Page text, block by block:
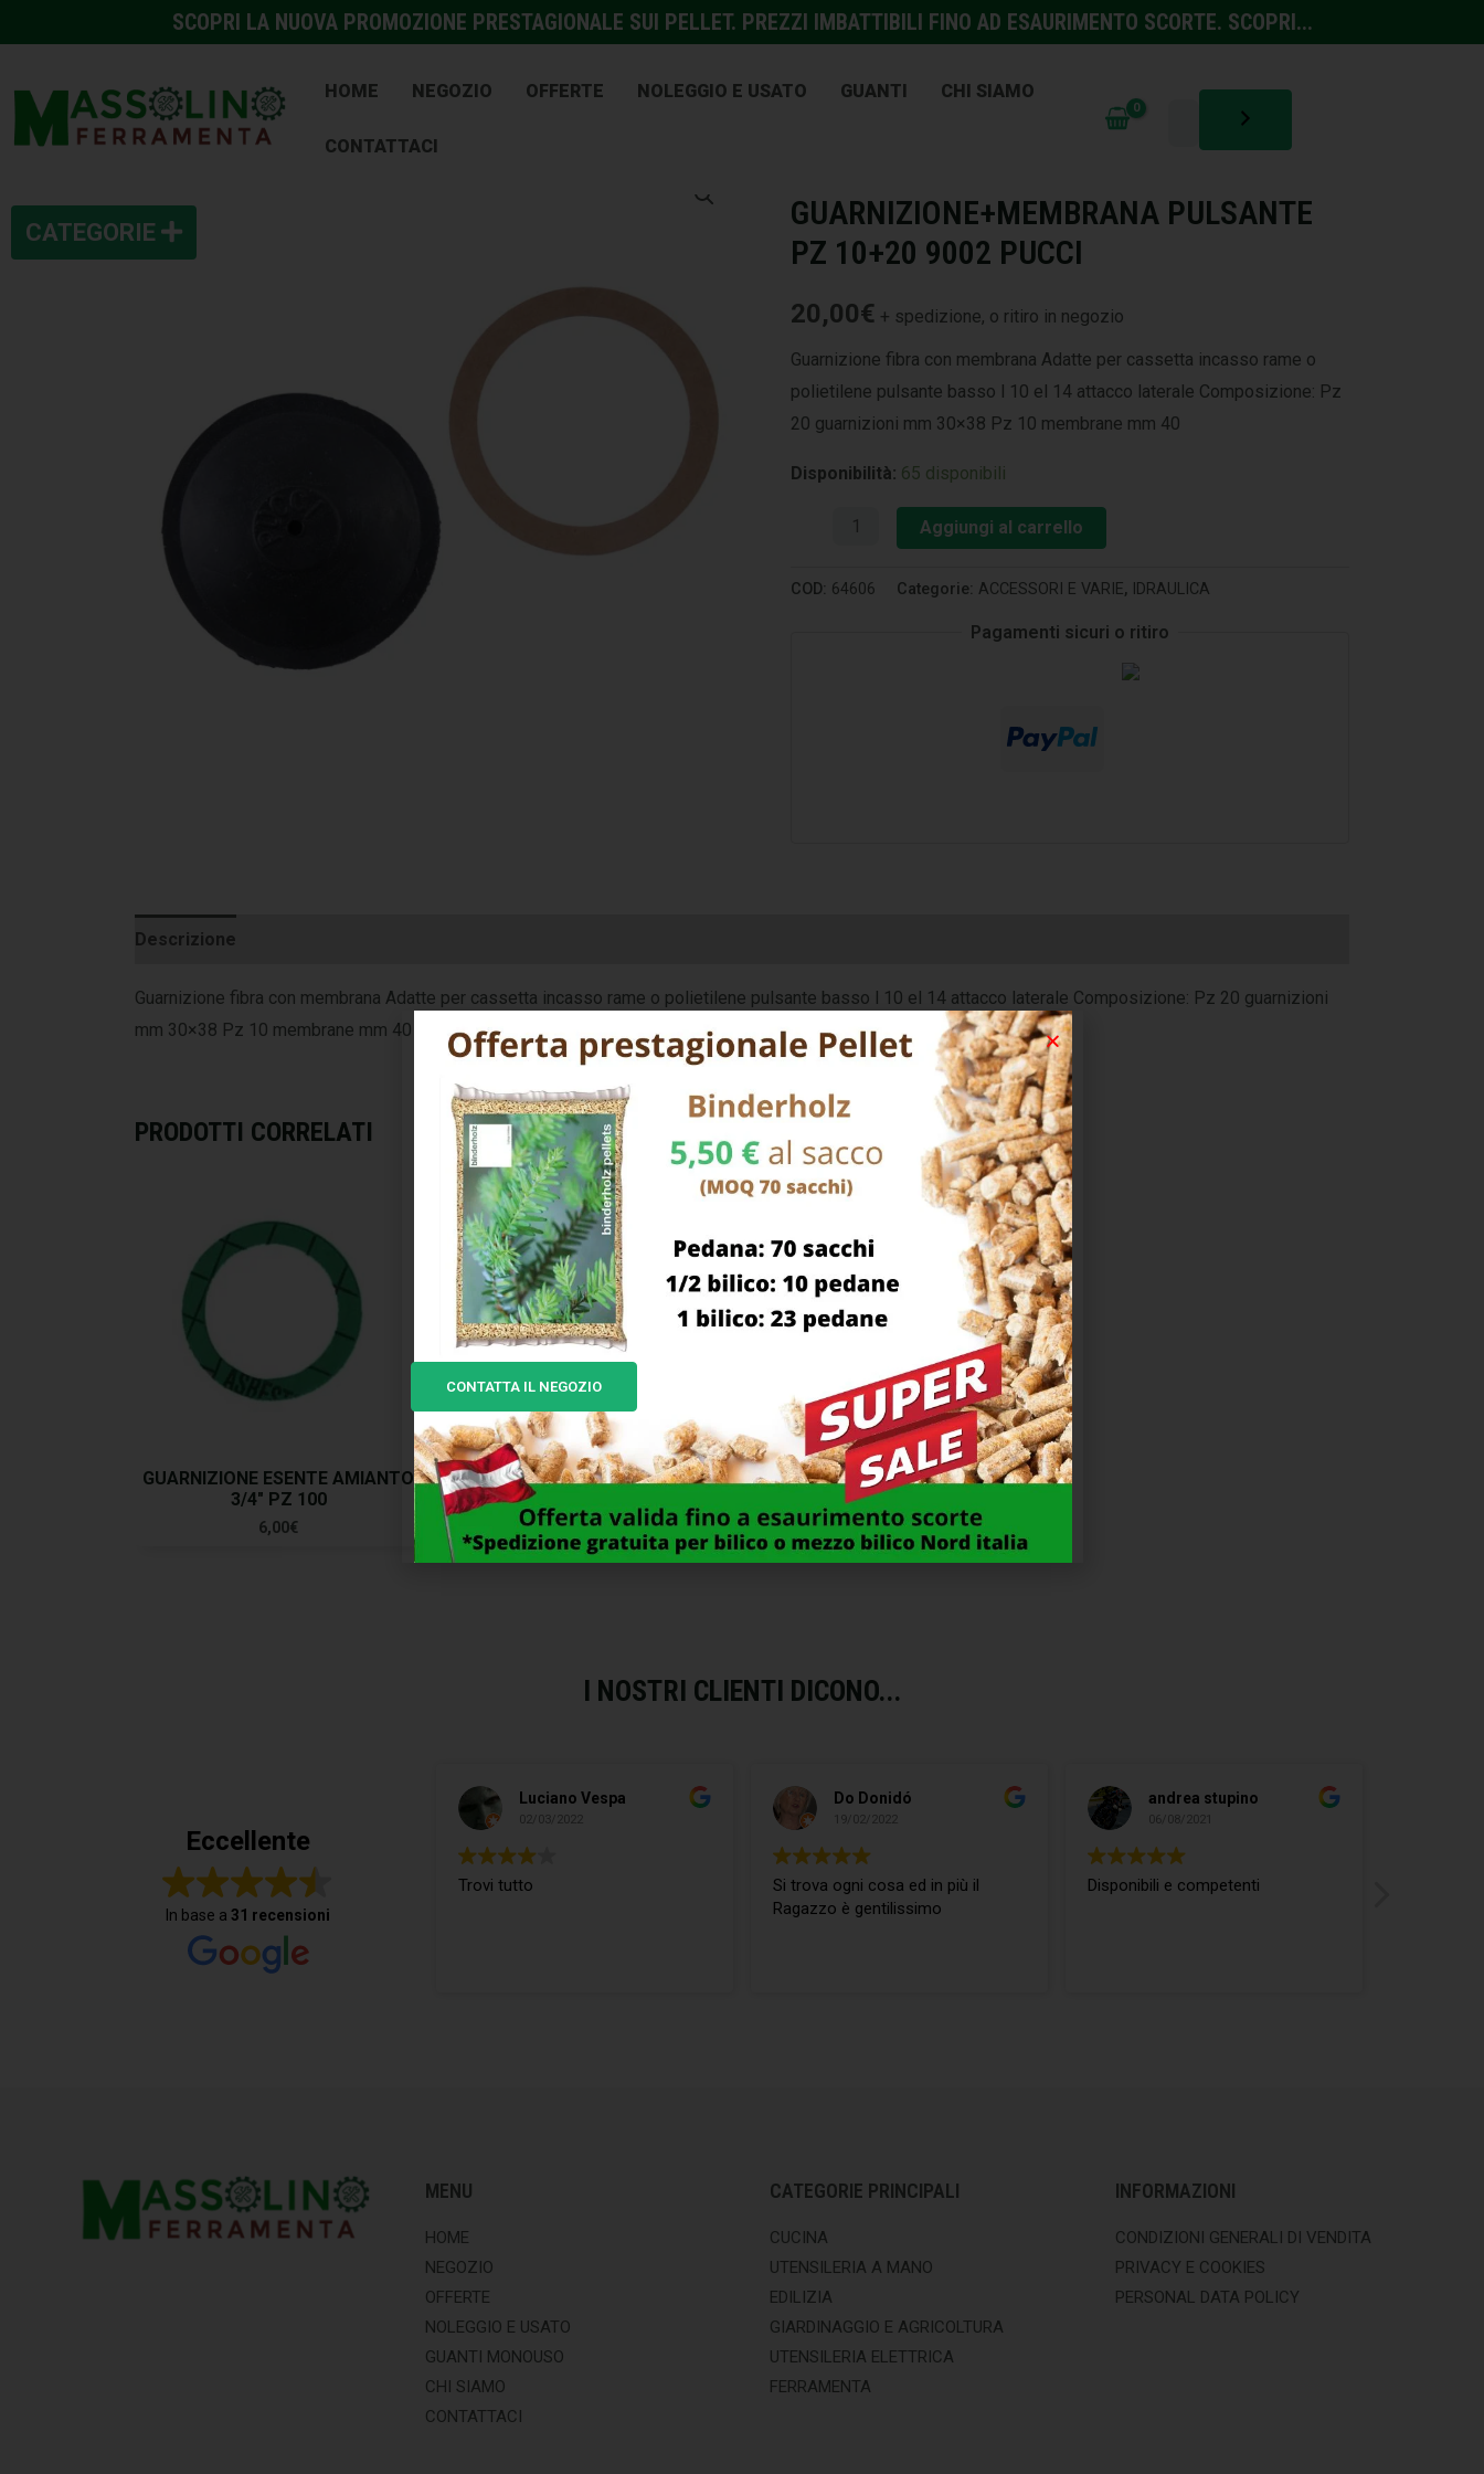
SCOPRI LA NUOVA PROMOZIONE PRESTAGIONALE SUI PELLET. PREZZI IMBATTIBILI FINO AD ESAURIMENTO SCORTE. SCOPRI...
HOME NEGOZIO OFFERTE NOLEGGIO E USATO GUANTI CHI SIAMO
CONTATTACI
GUARNIZIONE+MEMBRANA PULSANTE
PZ 10+20 9002 PUCCI
20,00€ + spedizione, o ritiro in negozio
Guarnizione fibra con membrana Adatte per cassetta incasso rame o
polietilene pulsante basso l 10 el 14 attacco laterale Composizione: Pz
20 guarnizioni mm 30×38 Pz 10 membrane mm 40
Disponibilità: 65 disponibili
Aggiungi al carrello
COD: 64606 Categorie: ACCESSORI E VARIE, IDRAULICA
Pagamenti sicuri o ritiro
Descrizione
Guarnizione fibra con membrana Adatte per cassetta incasso rame o polietilene pulsante basso l 10 el 14 attacco laterale Composizione: Pz 20 guarnizioni
mm 30×38 Pz 10 membrane mm 40
PRODOTTI CORRELATI
GUARNIZIONE ESENTE AMIANTO
3/4″ PZ 100
6,00€
GOMITO PRESSIONE
POLIPROPILENE M 3/4″ MM 25
3,00€
NIPPLO POLIPROPILENE 1/2″M-
1/2″M SIROFLEX
1,00 €
I NOSTRI CLIENTI DICONO...
Eccellente
In base a 31 recensioni
Luciano Vespa
02/03/2022
Trovi tutto
Do Donidó
19/02/2022
Si trova ogni cosa ed in più il
Ragazzo è gentilissimo
andrea stupino
06/08/2021
Disponibili e competenti
MENU
HOME
NEGOZIO
OFFERTE
NOLEGGIO E USATO
GUANTI MONOUSO
CHI SIAMO
CONTATTACI
CATEGORIE PRINCIPALI
CUCINA
UTENSILERIA A MANO
EDILIZIA
GIARDINAGGIO E AGRICOLTURA
UTENSILERIA ELETTRICA
FERRAMENTA
INFORMAZIONI
CONDIZIONI GENERALI DI VENDITA
PRIVACY E COOKIES
PERSONAL DATA POLICY
CONTATTA IL NEGOZIO